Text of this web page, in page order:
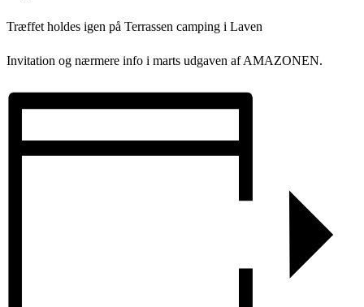
Træffet holdes igen på Terrassen camping i Laven
Invitation og nærmere info i marts udgaven af AMAZONEN.